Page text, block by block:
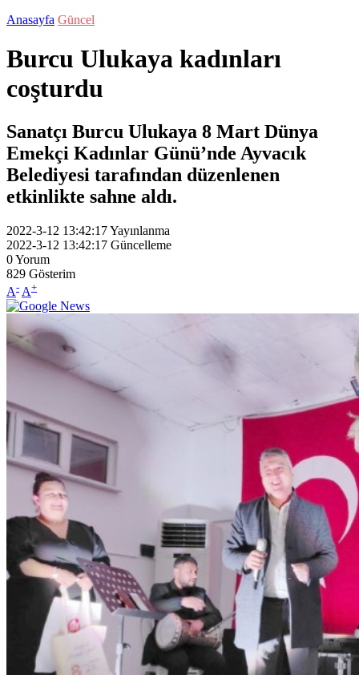
Anasayfa Güncel
Burcu Ulukaya kadınları
coşturdu
Sanatçı Burcu Ulukaya 8 Mart Dünya
Emekçi Kadınlar Günü’nde Ayvacık
Belediyesi tarafından düzenlenen
etkinlikte sahne aldı.
2022-3-12 13:42:17Yayınlanma
2022-3-12 13:42:17 Güncelleme
0Yorum
829 Gösterim
A- A+